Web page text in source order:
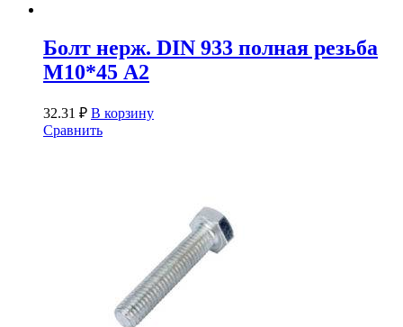
Болт нерж. DIN 933 полная резьба
М10*45 А2
32.31 ₽ В корзину
Сравнить